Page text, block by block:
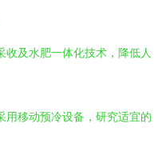
及水肥一体化技术，降低人
用移动预冷设备，研究适宜的